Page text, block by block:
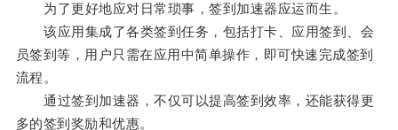
为了更好地应对日常琐事，签到加速器应运而生。
该应用集成了各类签到任务，包括打卡、应用签到、会
员签到等，用户只需在应用中简单操作，即可快速完成签到
流程。
通过签到加速器，不仅可以提高签到效率，还能获得更
多的签到奖励和优惠。